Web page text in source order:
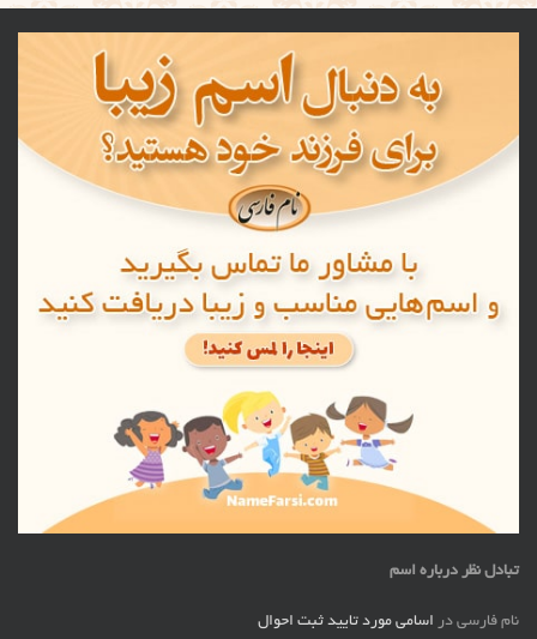
تبادل نظر درباره اسم
نام فارسی در اسامی مورد تایید ثبت احوال